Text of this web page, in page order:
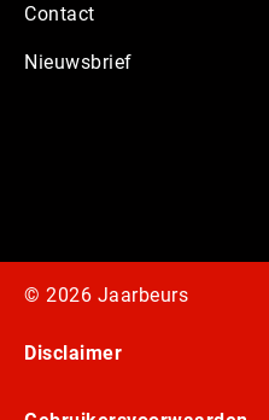
Contact
Nieuwsbrief
© 2026 Jaarbeurs
Disclaimer